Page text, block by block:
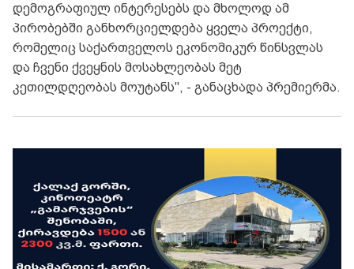
დემოგრაფიულ ინტერესებს და მხოლოდ ამ
პირობებში განხორციელდება ყველა პროექტი,
რომელიც საქართველოს ეკონომიკურ წინსვლას
და ჩვენი ქვეყნის მოსახლეობას მეტ
კეთილდღეობას მოუტანს", - განაცხადა პრემიერმა.